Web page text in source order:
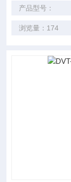
产品型号：
浏览量：174